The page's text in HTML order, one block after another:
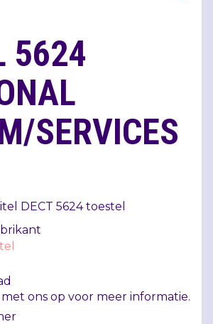
5624
SERVICES
DECT 5624 toestel
ons op voor meer informatie.